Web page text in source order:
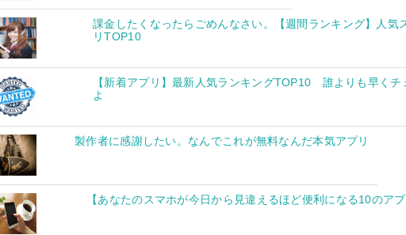
課金したくなったらごめんなさい。【週間ランキング】人気
リTOP10
【新着アプリ】最新人気ランキングTOP10 誰よりも早くチ
よ
製作者に感謝したい。なんでこれが無料なんだ本気アプリ
【あなたのスマホが今日から見違えるほど便利になる10のアプ